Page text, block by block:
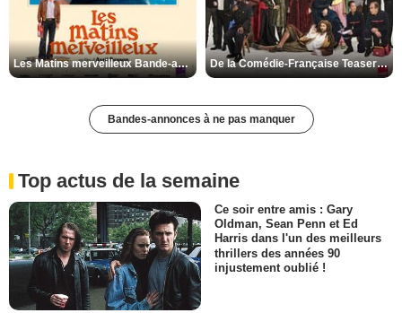
Les Matins merveilleux Bande-annonce VF De la Comédie-Française Teaser VF
Bandes-annonces à ne pas manquer
Top actus de la semaine
Ce soir entre amis : Gary
Oldman, Sean Penn et Ed
Harris dans l'un des meilleurs
thrillers des années 90
injustement oublié !